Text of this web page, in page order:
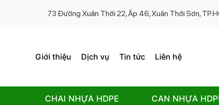
73 Đường Xuân Thới 22, Ấp 46, Xuân Thới Sơn,
Giới thiệu Dịch vụ Tin tức Liên hệ
CHAI NHỰA HDPE CAN NHỰA